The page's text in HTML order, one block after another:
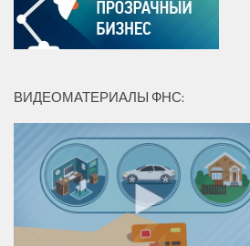
ВИДЕОМАТЕРИАЛЫ ФНС: